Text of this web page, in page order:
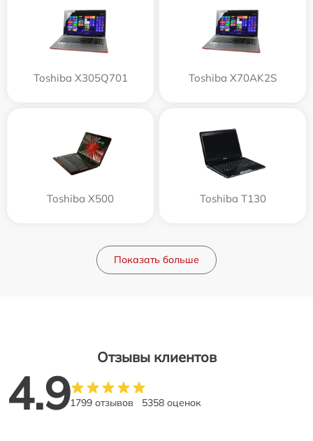
Toshiba X305Q701 Toshiba X70AK2S
Toshiba X500 Toshiba T130
Показать больше
Отзывы клиентов
4.91799 отзывов 5358 оценок